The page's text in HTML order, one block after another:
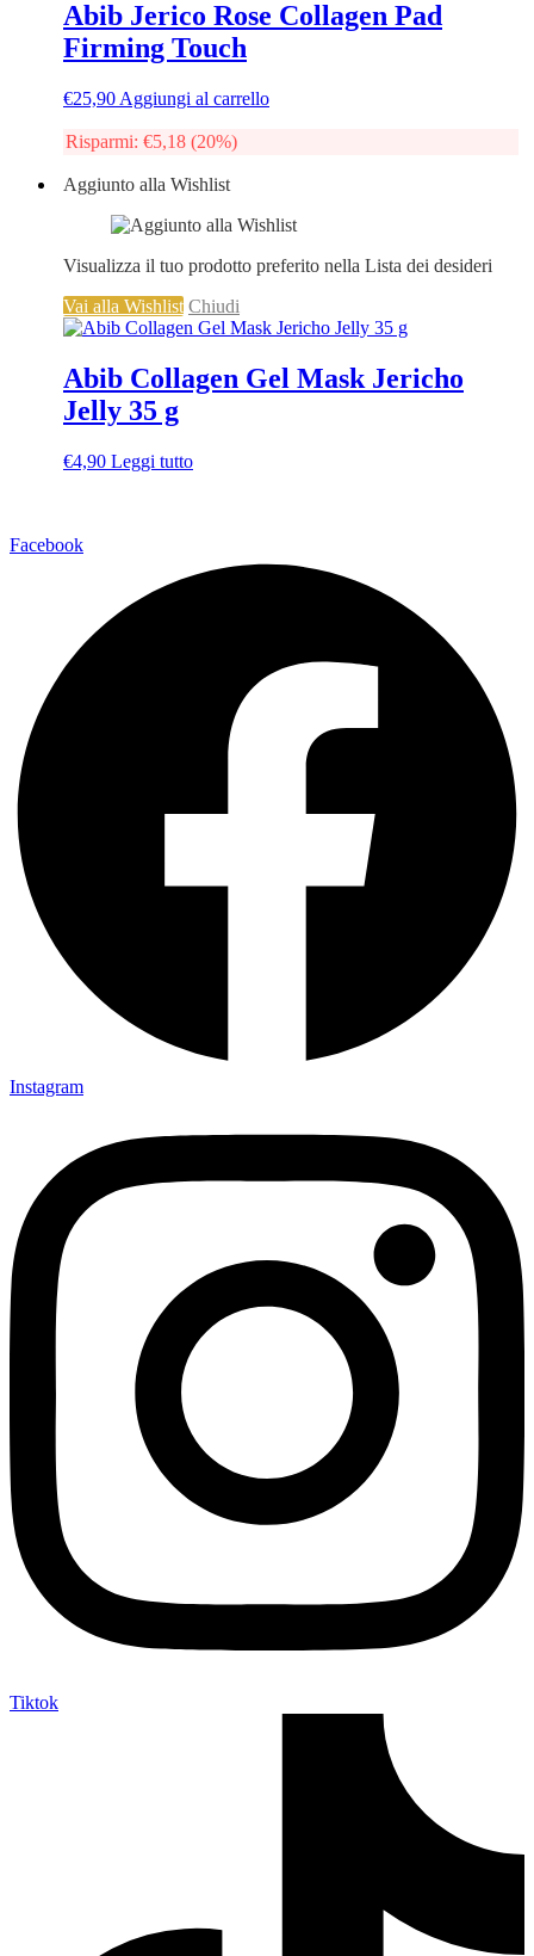
Abib Jerico Rose Collagen Pad
Firming Touch
€25,90 Aggiungi al carrello
Risparmi: €5,18 (20%)
Aggiunto alla Wishlist
Visualizza il tuo prodotto preferito nella Lista dei desideri
Vai alla Wishlist Chiudi
Abib Collagen Gel Mask Jericho
Jelly 35 g
€4,90 Leggi tutto
Facebook
Instagram
Tiktok